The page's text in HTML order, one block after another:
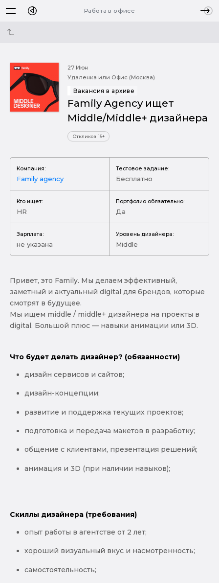
Работа в офисе
27 Июн
Удаленка или Офис (Москва)
Вакансия в архиве
Family Agency ищет
Middle/Middle+ дизайнера
Откликов 15+
Компания:
Family agency
Тестовое задание:
Бесплатно
Кто ищет:
HR
Портфолио обязательно:
Да
Зарплата:
не указана
Уровень дизайнера:
Middle
Привет, это Family. Мы делаем эффективный,
заметный и актуальный digital для брендов, которые
смотрят в будущее.
Мы ищем middle / middle+ дизайнера на проекты в
digital. Большой плюс — навыки анимации или 3D.
Что будет делать дизайнер? (обязанности)
дизайн сервисов и сайтов;
дизайн-концепции;
развитие и поддержка текущих проектов;
подготовка и передача макетов в разработку;
общение с клиентами, презентация решений;
анимация и 3D (при наличии навыков);
Скиллы дизайнера (требования)
опыт работы в агентстве от 2 лет;
хороший визуальный вкус и насмотренность;
самостоятельность;